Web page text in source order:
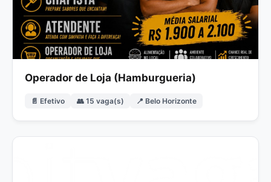
Operador de Loja (Hamburgueria)
📄 Efetivo 👥 15 vaga(s) 📍 Belo Horizonte